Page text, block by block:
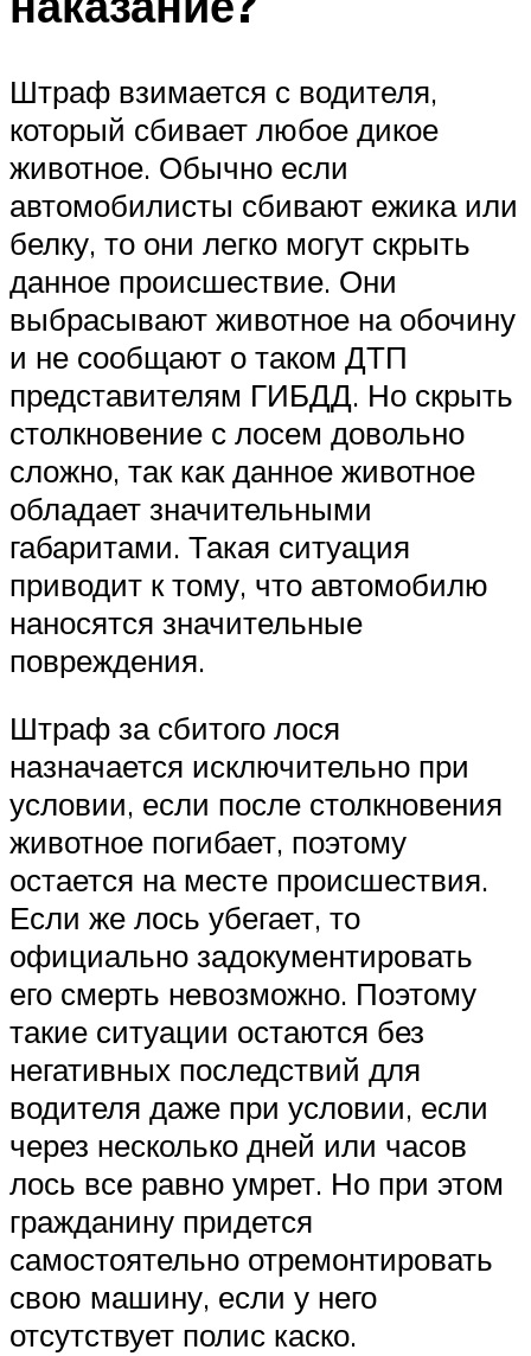
Штраф взимается с водителя,
который сбивает любое дикое
животное. Обычно если
автомобилисты сбивают ежика или
белку, то они легко могут скрыть
данное происшествие. Они
выбрасывают животное на обочину
и не сообщают о таком ДТП
представителям ГИБДД. Но скрыть
столкновение с лосем довольно
сложно, так как данное животное
обладает значительными
габаритами. Такая ситуация
приводит к тому, что автомобилю
наносятся значительные
повреждения.
Штраф за сбитого лося
назначается исключительно при
условии, если после столкновения
животное погибает, поэтому
остается на месте происшествия.
Если же лось убегает, то
официально задокументировать
его смерть невозможно. Поэтому
такие ситуации остаются без
негативных последствий для
водителя даже при условии, если
через несколько дней или часов
лось все равно умрет. Но при этом
гражданину придется
самостоятельно отремонтировать
свою машину, если у него
отсутствует полис каско.